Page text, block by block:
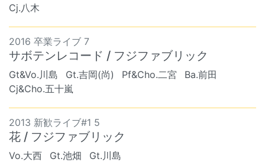
Cj.八木
2016 卒業ライブ 7
サボテンレコード / フジファブリック
Gt&Vo.川島 Gt.吉岡(尚) Pf&Cho.二宮
Ba.前田
Cj&Cho.五十嵐
2013 新歓ライブ#1 5
花 / フジファブリック
Vo.大西 Gt.池畑 Gt.川島